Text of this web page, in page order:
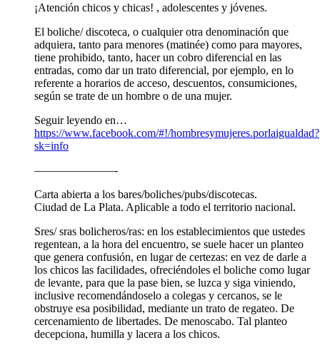
¡Atención chicos y chicas! , adolescentes y jóvenes.
El boliche/ discoteca, o cualquier otra denominación que
adquiera, tanto para menores (matinée) como para mayores,
tiene prohibido, tanto, hacer un cobro diferencial en las
entradas, como dar un trato diferencial, por ejemplo, en lo
referente a horarios de acceso, descuentos, consumiciones,
según se trate de un hombre o de una mujer.
Seguir leyendo en…
https://www.facebook.com/#!/hombresymujeres.porlaigualdad?
sk=info
———————-
Carta abierta a los bares/boliches/pubs/discotecas.
Ciudad de La Plata. Aplicable a todo el territorio nacional.
Sres/ sras bolicheros/ras: en los establecimientos que ustedes
regentean, a la hora del encuentro, se suele hacer un planteo
que genera confusión, en lugar de certezas: en vez de darle a
los chicos las facilidades, ofreciéndoles el boliche como lugar
de levante, para que la pase bien, se luzca y siga viniendo,
inclusive recomendándoselo a colegas y cercanos, se le
obstruye esa posibilidad, mediante un trato de regateo. De
cercenamiento de libertades. De menoscabo. Tal planteo
decepciona, humilla y lacera a los chicos.